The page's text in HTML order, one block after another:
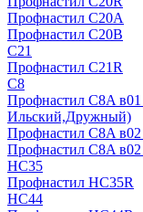
Профнастил С20А
Профнастил С20В
C21
Профнастил С21R
C8
Профнастил С8A
Ильский,Дружный)
Профнастил С8A в02
Профнастил С8A
HС35
Профнастил HC35R
НС44